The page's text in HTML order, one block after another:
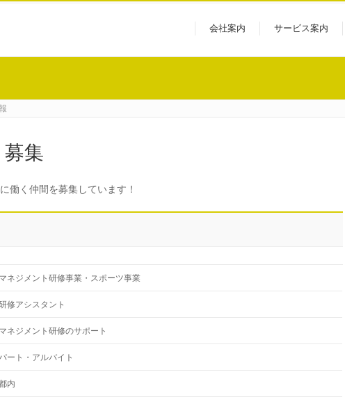
会社案内 サービス案内
集
働く仲間を募集しています！
マネジメント研修事業・スポーツ事業
修アシスタント
マネジメント研修のサポート
ート・アルバイト
内